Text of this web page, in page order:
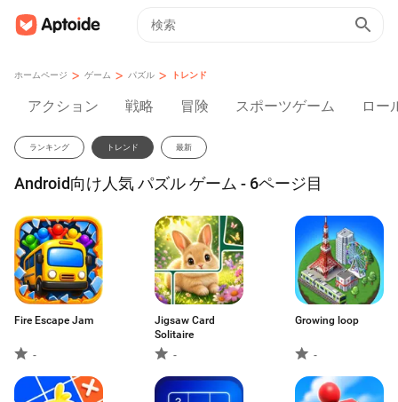
ホームページ > ゲーム > パズル > トレンド
アクション 戦略 冒険 スポーツゲーム ロー
ランキング トレンド 最新
Android向け人気 パズル ゲーム - 6ページ目
Fire Escape Jam
-
Jigsaw Card
Solitaire
-
Growing loop
-